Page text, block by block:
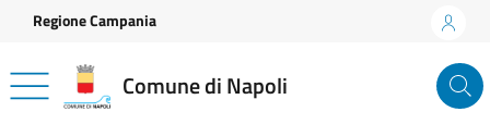
Vai ai contenuti
Vai al footer
Regione Campania
Comune di Napoli